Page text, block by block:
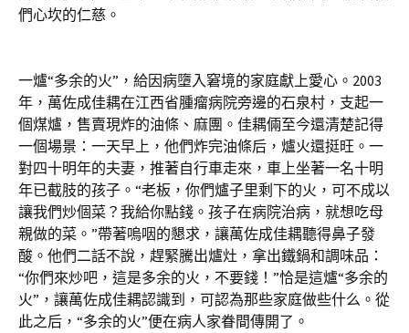
們心坎的仁慈。
一爐“多余的火”，給因病墮入窘境的家庭獻上愛心。2003
年，萬佐成佳耦在江西省腫瘤病院旁邊的石泉村，支起一
個煤爐，售賣現炸的油條、麻團。佳耦倆至今還清楚記得
一個場景：一天早上，他們炸完油條后，爐火還挺旺。一
對四十明年的夫妻，推著自行車走來，車上坐著一名十明
年已截肢的孩子。“老板，你們爐子里剩下的火，可不成以
讓我們炒個菜？我給你點錢。孩子在病院治病，就想吃母
親做的菜。”帶著嗚咽的懇求，讓萬佐成佳耦聽得鼻子發
酸。他們二話不說，趕緊騰出爐灶，拿出鐵鍋和調味品：
“你們來炒吧，這是多余的火，不要錢！”恰是這爐“多余的
火”，讓萬佐成佳耦認識到，可認為那些家庭做些什么。從
此之后，“多余的火”便在病人家眷間傳開了。